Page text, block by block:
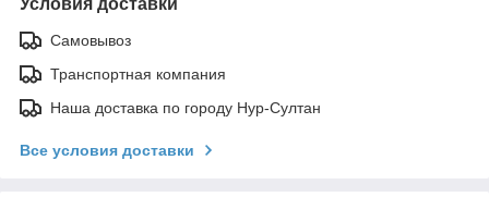
Самовывоз
Транспортная компания
Наша доставка по городу Нур-Султан
Все условия доставки